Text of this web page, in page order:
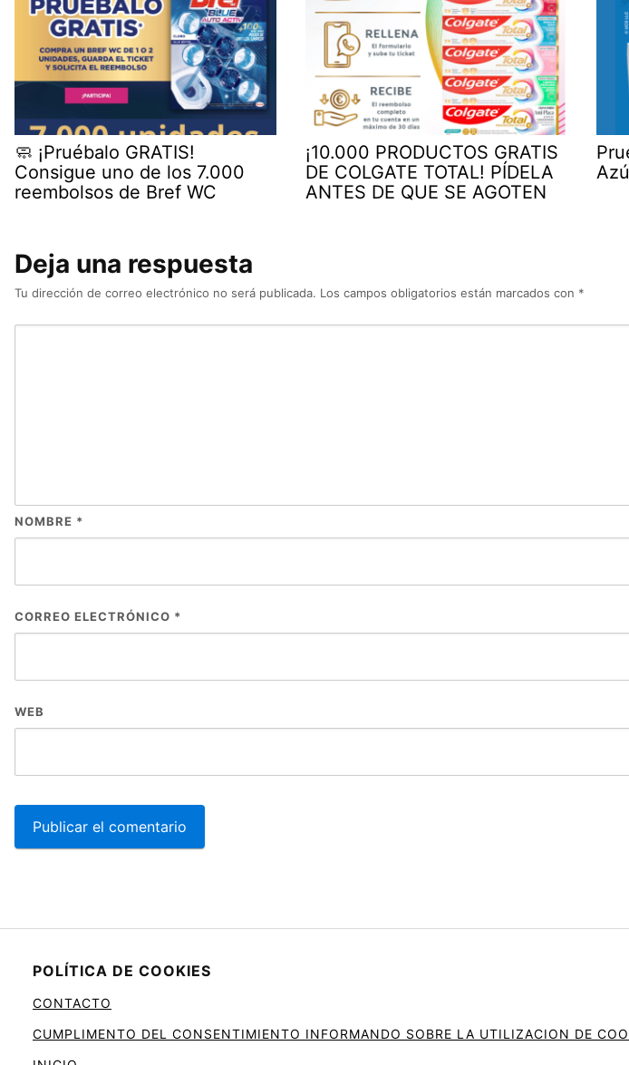
🧼 ¡Pruébalo GRATIS!
Consigue uno de los 7.000
reembolsos de Bref WC
¡10.000 PRODUCTOS GRATIS
DE COLGATE TOTAL! PÍDELA
ANTES DE QUE SE AGOTEN
Deja una respuesta
Tu dirección de correo electrónico no será publicada. Los campos obligatorios están marcados con *
NOMBRE *
CORREO ELECTRÓNICO *
WEB
POLÍTICA DE COOKIES
CONTACTO
CUMPLIMENTO DEL CONSENTIMIENTO INFORMANDO SOBRE LA UTILIZACION DE